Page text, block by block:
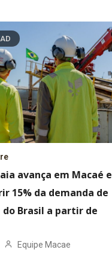
avança em Macaé e
15% da demanda de
Brasil a partir de
Equipe Macae